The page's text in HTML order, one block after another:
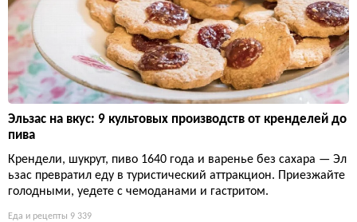
Эльзас на вкус: 9 культовых производств от кренделей до
пива
Крендели, шукрут, пиво 1640 года и варенье без сахара — Эл
ьзас превратил еду в туристический аттракцион. Приезжайте
голодными, уедете с чемоданами и гастритом.
Еда и рецепты 9 339